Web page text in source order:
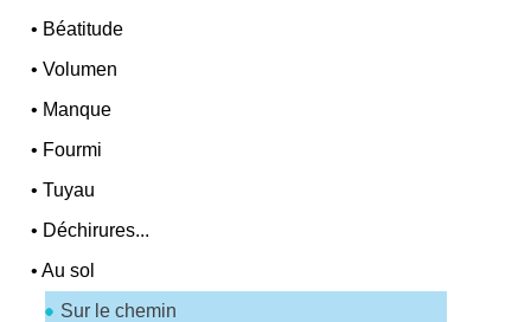
• Béatitude
•Volumen
• Manque
• Fourmi
•Tuyau
• Déchirures...
•Au sol
Sur le chemin